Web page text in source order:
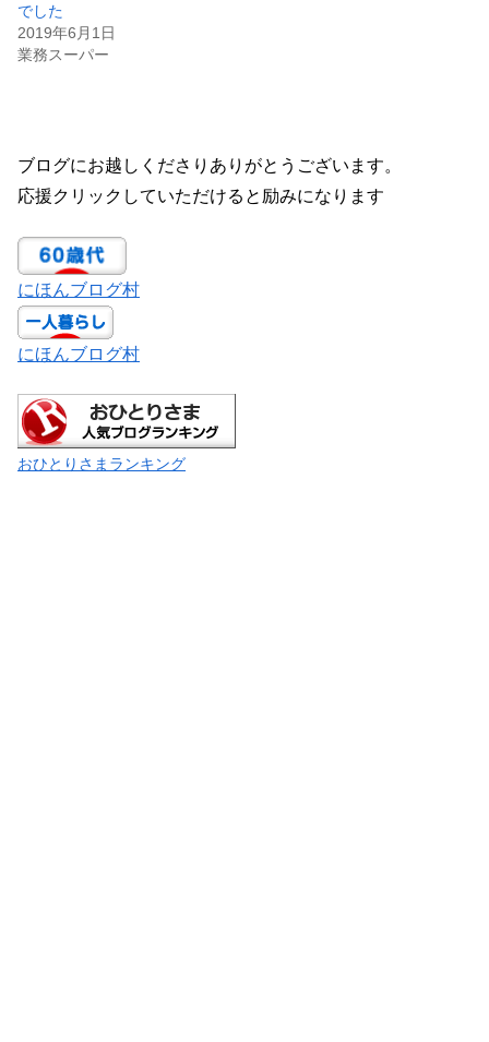
でした
2019年6月1日
業務スーパー
ブログにお越しくださりありがとうございます。
応援クリックしていただけると励みになります
にほんブログ村
にほんブログ村
おひとりさまランキング